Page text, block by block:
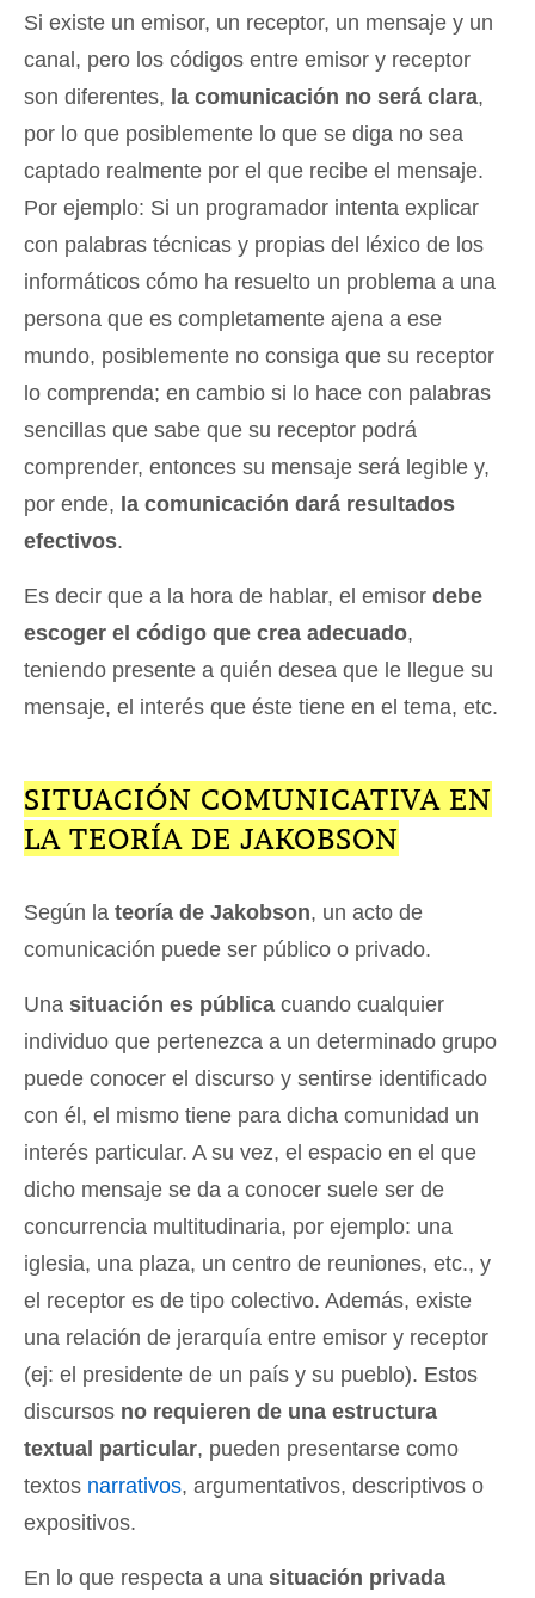
Si existe un emisor, un receptor, un mensaje y un
canal, pero los códigos entre emisor y receptor
son diferentes, la comunicación no será clara,
por lo que posiblemente lo que se diga no sea
captado realmente por el que recibe el mensaje.
Por ejemplo: Si un programador intenta explicar
con palabras técnicas y propias del léxico de los
informáticos cómo ha resuelto un problema a una
persona que es completamente ajena a ese
mundo, posiblemente no consiga que su receptor
lo comprenda; en cambio si lo hace con palabras
sencillas que sabe que su receptor podrá
comprender, entonces su mensaje será legible y,
por ende, la comunicación dará resultados
efectivos.
Es decir que a la hora de hablar, el emisor debe
escoger el código que crea adecuado,
teniendo presente a quién desea que le llegue su
mensaje, el interés que éste tiene en el tema, etc.
SITUACIÓN COMUNICATIVA EN
LA TEORÍA DE JAKOBSON
Según la teoría de Jakobson, un acto de
comunicación puede ser público o privado.
Una situación es pública cuando cualquier
individuo que pertenezca a un determinado grupo
puede conocer el discurso y sentirse identificado
con él, el mismo tiene para dicha comunidad un
interés particular. A su vez, el espacio en el que
dicho mensaje se da a conocer suele ser de
concurrencia multitudinaria, por ejemplo: una
iglesia, una plaza, un centro de reuniones, etc., y
el receptor es de tipo colectivo. Además, existe
una relación de jerarquía entre emisor y receptor
(ej: el presidente de un país y su pueblo). Estos
discursos no requieren de una estructura
textual particular, pueden presentarse como
textos narrativos, argumentativos, descriptivos o
expositivos.
En lo que respecta a una situación privada